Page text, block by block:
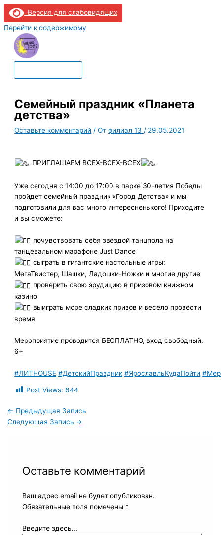
Версия для слабовидящих
Перейти к содержимому
Семейный праздник «Планета
детства»
Оставьте комментарий / Отфилиал 13 / 29.05.2021
ПРИГЛАШАЕМ ВСЕХ-ВСЕХ-ВСЕХ
Уже сегодня с 14:00 до 17:00 в парке 30-летия Победы
пройдет семейный праздник «Город Детства» и мы
подготовили для вас много интересненького! Приходите
и вы сможете:
почувствовать себя звездой танцпола на
танцевальном марафоне Just Dance
сыграть в гигантские настольные игры:
МегаТвистер, Шашки, Ладошки-Ножки и многие другие
проверить свою эрудицию в призовом книжном
казино
выиграть море сладких призов и весело провести
время
Мероприятие проводится БЕСПЛАТНО, вход свободный.
6+
#ЛИТHOUSE #ДетскийПраздник #ЯрославльКудаПойти
Post Views: 644
← Предыдущая Запись
Следующая Запись →
Оставьте комментарий
Ваш адрес email не будет опубликован.
Обязательные поля помечены *
Введите здесь...